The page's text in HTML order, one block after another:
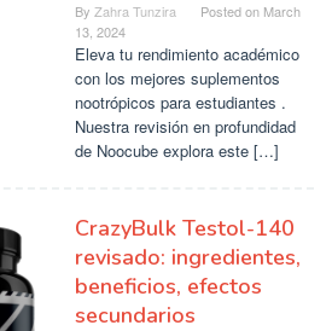
By Zahra Tunzira Posted on March
13, 2024
Eleva tu rendimiento académico
con los mejores suplementos
nootrópicos para estudiantes .
Nuestra revisión en profundidad
de Noocube explora este […]
CrazyBulk Testol-140
revisado: ingredientes,
beneficios, efectos
secundarios